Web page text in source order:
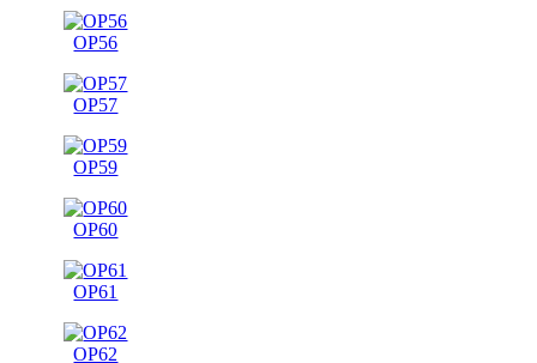
OP56
OP57
OP59
OP60
OP61
OP62